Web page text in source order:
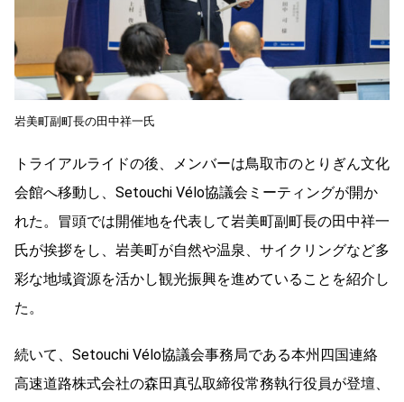
岩美町副町長の田中祥一氏
トライアルライドの後、メンバーは鳥取市のとりぎん文化
会館へ移動し、Setouchi Vélo協議会ミーティングが開か
れた。冒頭では開催地を代表して岩美町副町長の田中祥一
氏が挨拶をし、岩美町が自然や温泉、サイクリングなど多
彩な地域資源を活かし観光振興を進めていることを紹介し
た。
続いて、Setouchi Vélo協議会事務局である本州四国連絡
高速道路株式会社の森田真弘取締役常務執行役員が登壇、